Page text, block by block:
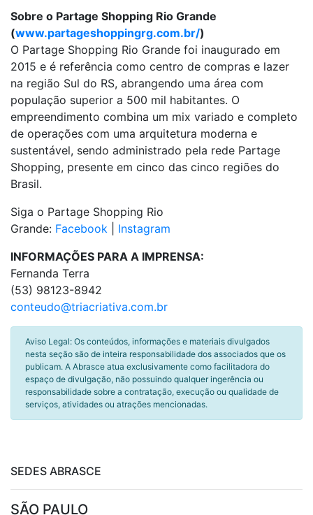
Sobre o Partage Shopping Rio Grande
(www.partageshoppingrg.com.br/)
O Partage Shopping Rio Grande foi inaugurado em
2015 e é referência como centro de compras e lazer
na região Sul do RS, abrangendo uma área com
população superior a 500 mil habitantes. O
empreendimento combina um mix variado e completo
de operações com uma arquitetura moderna e
sustentável, sendo administrado pela rede Partage
Shopping, presente em cinco das cinco regiões do
Brasil.
Siga o Partage Shopping Rio
Grande: Facebook
Instagram
INFORMAÇÕES PARA A IMPRENSA:
Fernanda Terra
(53) 98123-8942
conteudo@triacriativa.com.br
Aviso Legal: Os conteúdos, informações e materiais divulgados
nesta seção são de inteira responsabilidade dos associados que os
publicam. A Abrasce atua exclusivamente como facilitadora do
espaço de divulgação, não possuindo qualquer ingerência ou
responsabilidade sobre a contratação, execução ou qualidade de
serviços, atividades ou atrações mencionadas.
SEDES ABRASCE
SÃO PAULO